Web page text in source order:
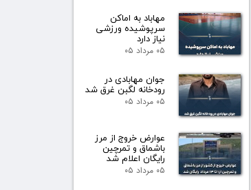
مهاباد به اماکن
سرپوشیده ورزشی
نیاز دارد
۰۵ مرداد ۰۵
جوان مهابادی در
رودخانه لگبن غرق شد
۰۵ مرداد ۰۵
عوارض خروج از مرز
باشماق و تمرچین
رایگان اعلام شد
۰۵ مرداد ۰۵